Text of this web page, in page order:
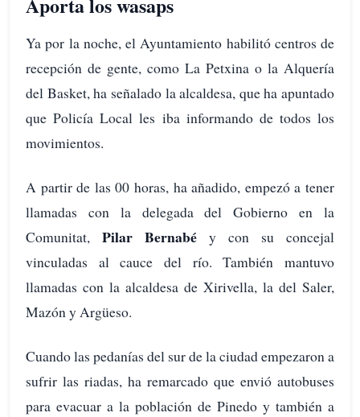
Ya por la noche, el Ayuntamiento habilitó centros de
recepción de gente, como La Petxina o la Alquería
del Basket, ha señalado la alcaldesa, que ha apuntado
que Policía Local les iba informando de todos los
movimientos.
A partir de las 00 horas, ha añadido, empezó a tener
llamadas con la delegada del Gobierno en la
Comunitat, Pilar Bernabé y con su concejal
vinculadas al cauce del río. También mantuvo
llamadas con la alcaldesa de Xirivella, la del Saler,
Mazón y Argüeso.
Cuando las pedanías del sur de la ciudad empezaron a
sufrir las riadas, ha remarcado que envió autobuses
para evacuar a la población de Pinedo y también a